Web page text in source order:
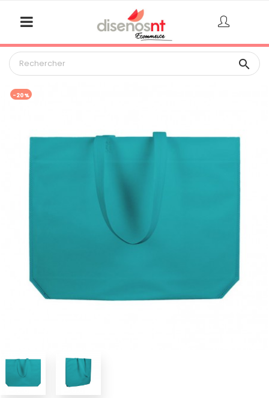

-20%